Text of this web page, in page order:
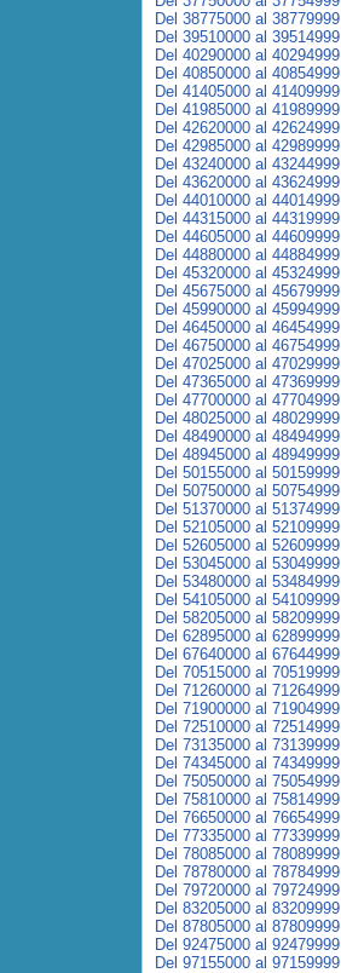
Del 38775000 al 38779999
Del 39510000 al 39514999
Del 40290000 al 40294999
Del 40850000 al 40854999
Del 41405000 al 41409999
Del 41985000 al 41989999
Del 42620000 al 42624999
Del 42985000 al 42989999
Del 43240000 al 43244999
Del 43620000 al 43624999
Del 44010000 al 44014999
Del 44315000 al 44319999
Del 44605000 al 44609999
Del 44880000 al 44884999
Del 45320000 al 45324999
Del 45675000 al 45679999
Del 45990000 al 45994999
Del 46450000 al 46454999
Del 46750000 al 46754999
Del 47025000 al 47029999
Del 47365000 al 47369999
Del 47700000 al 47704999
Del 48025000 al 48029999
Del 48490000 al 48494999
Del 48945000 al 48949999
Del 50155000 al 50159999
Del 50750000 al 50754999
Del 51370000 al 51374999
Del 52105000 al 52109999
Del 52605000 al 52609999
Del 53045000 al 53049999
Del 53480000 al 53484999
Del 54105000 al 54109999
Del 58205000 al 58209999
Del 62895000 al 62899999
Del 67640000 al 67644999
Del 70515000 al 70519999
Del 71260000 al 71264999
Del 71900000 al 71904999
Del 72510000 al 72514999
Del 73135000 al 73139999
Del 74345000 al 74349999
Del 75050000 al 75054999
Del 75810000 al 75814999
Del 76650000 al 76654999
Del 77335000 al 77339999
Del 78085000 al 78089999
Del 78780000 al 78784999
Del 79720000 al 79724999
Del 83205000 al 83209999
Del 87805000 al 87809999
Del 92475000 al 92479999
Del 97155000 al 97159999